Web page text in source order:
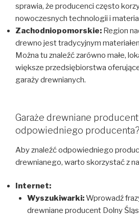
sprawia, że producenci często
nowoczesnych technologii i
Zachodniopomorskie: Region
drewno jest tradycyjnym
Można tu znaleźć zarówno małe,
większe przedsiębiorstwa
garaży drewnianych.
Garaże drewniane
odpowiedniego producenta?
Aby znaleźć odpowiedniego
drewnianego, warto skorzystać z
Internet:
Wyszukiwarki:Wprowadź
drewniane producent Dolny